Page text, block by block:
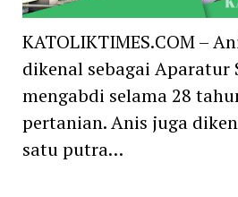
KATOLIKTIMES.COM –
dikenal sebagai Aparatur
mengabdi selama 28
pertanian. Anis juga
satu putra…